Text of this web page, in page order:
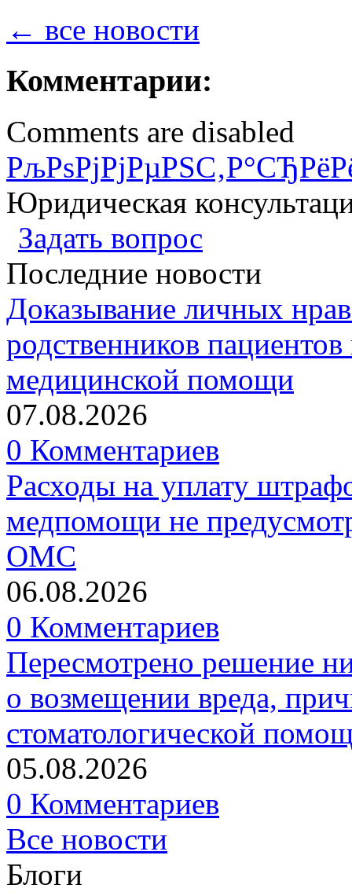
← все новости
Комментарии:
Comments are disabled
Юридическая
Задать вопрос
Последние новости
Доказывание личных
родственников
медицинской помощи
07.08.2026
0 Комментариев
Расходы на уплату
медпомощи не
ОМС
06.08.2026
0 Комментариев
Пересмотрено решение
о возмещении вреда,
стоматологической
05.08.2026
0 Комментариев
Все новости
Блоги